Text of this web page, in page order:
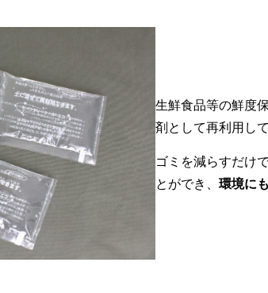
生鮮食品等の鮮度
剤として再利用し
ゴミを減らすだけ
とができ、 環境に